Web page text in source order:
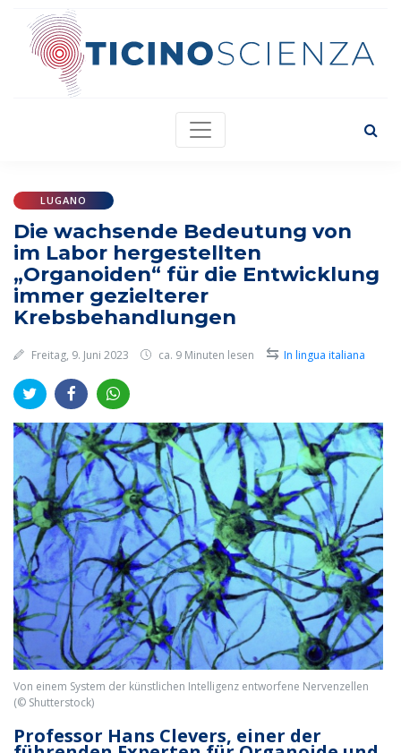
LUGANO
Die wachsende Bedeutung von
im Labor hergestellten
„Organoiden“ für die Entwicklung
immer gezielterer
Krebsbehandlungen
Freitag, 9. Juni 2023 ca. 9 Minuten lesen ⇆ In lingua italiana
Von einem System der künstlichen Intelligenz entworfene Nervenzellen
(© Shutterstock)
Professor Hans Clevers, einer der